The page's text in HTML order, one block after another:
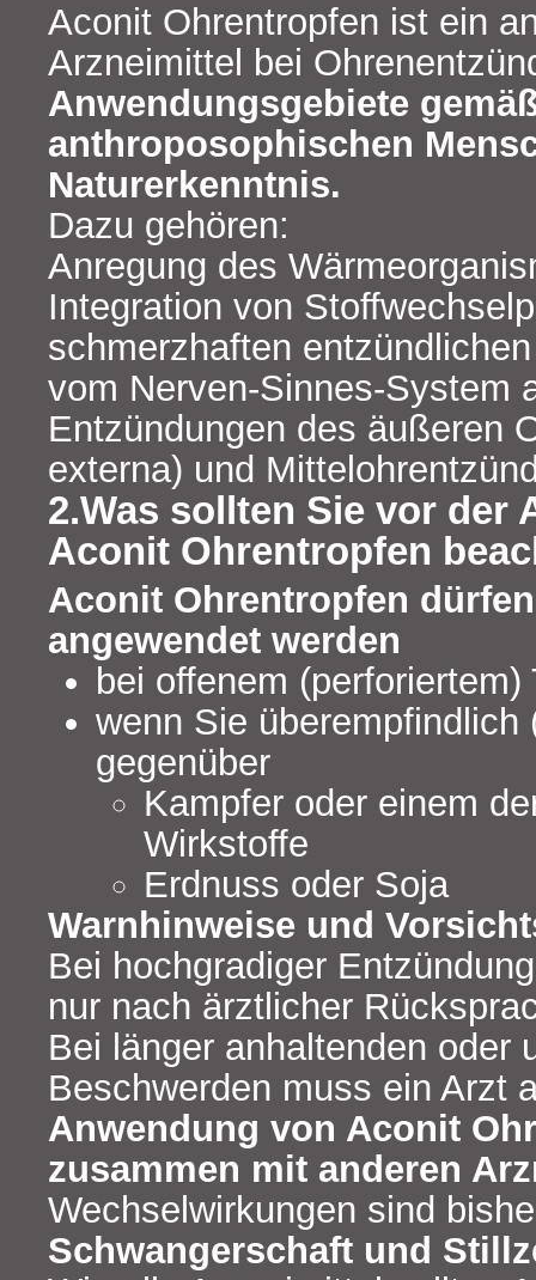
Aconit Ohrentropfen ist ein
Arzneimittel bei
Anwendungsgebiete
anthroposophischen
Naturerkenntnis.
Dazu gehören:
Anregung des
Integration von
schmerzhaften
vom Nerven-Sinnes-System
Entzündungen des äußeren
externa) und
2.Was sollten Sie vor der
Aconit Ohrentropfen
Aconit Ohrentropfen
angewendet werden
bei offenem (perforiertem)
wenn Sie überempfindlich
gegenüber
Kampfer oder einem
Wirkstoffe
Erdnuss oder Soja
Warnhinweise und
Bei hochgradiger
nur nach ärztlicher
Bei länger anhaltenden oder
Beschwerden muss ein Arzt
Anwendung von Aconit
zusammen mit anderen
Wechselwirkungen sind
Schwangerschaft und